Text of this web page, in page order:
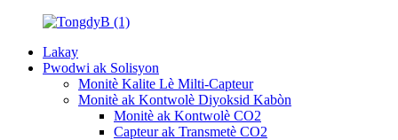
Lakay
Pwodwi ak Solisyon
Monitè Kalite Lè Milti-Capteur
Monitè ak Kontwolè Diyoksid Kabòn
Monitè ak Kontwolè CO2
Capteur ak Transmetè CO2